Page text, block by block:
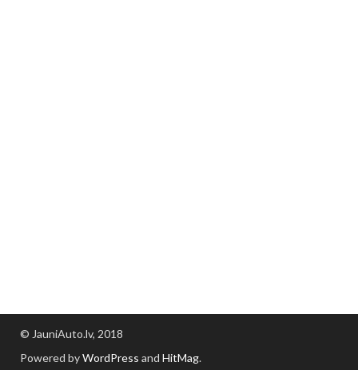
© JauniAuto.lv, 2018
Powered byWordPress and HitMag.